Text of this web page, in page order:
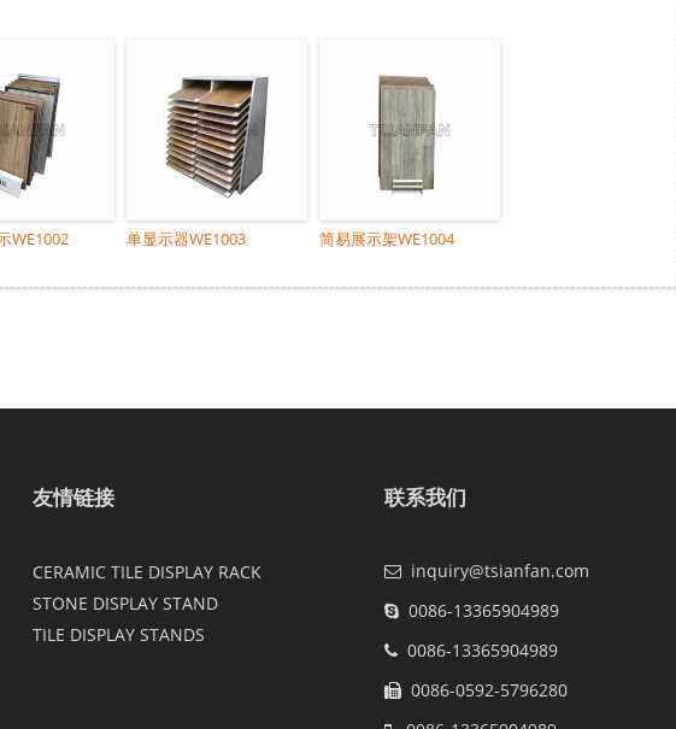
WE1002 单显示器WE1003 简易展示架WE1004
友情链接
CERAMIC TILE DISPLAY RACK
STONE DISPLAY STAND
TILE DISPLAY STANDS
联系我们
inquiry@tsianfan.com
0086-13365904989
0086-13365904989
0086-0592-5796280